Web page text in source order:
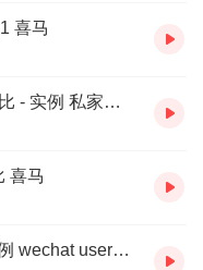
东欣）的作文终极干
二作文的重点框架句
中的重点句子，大家
吃饭，睡前（哈哈可
架必须会默写，毕竟考
喜马
1.2.1第一段 图表2Type2：趋势+对比 - 实例 私家车 出租车 喜马
喜马
1.1.1 第一段 图表 Type1 趋势类-实例 wechat users 喜马